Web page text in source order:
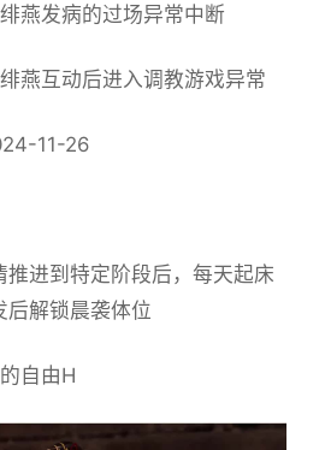
燕发病的过场异常中断
燕互动后进入调教游戏异常
11-26
进到特定阶段后，每天起床
后解锁晨袭体位
自由H